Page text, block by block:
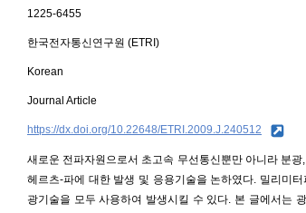
1225-6455
한국전자통신연구원 (ETRI)
Korean
Journal Article
https://dx.doi.org/10.22648/ETRI.2009.J.240512
새로운 전파자원으로서 초고속 무선통신뿐만 아니라 분
헤르츠-파에 대한 발생 및 응용기술을 논하였다. 밀리미
광기술을 모두 사용하여 발생시킬 수 있다. 본 글에서는